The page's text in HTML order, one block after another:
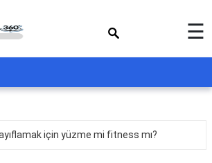
☰
için yüzme mi fitness mı?